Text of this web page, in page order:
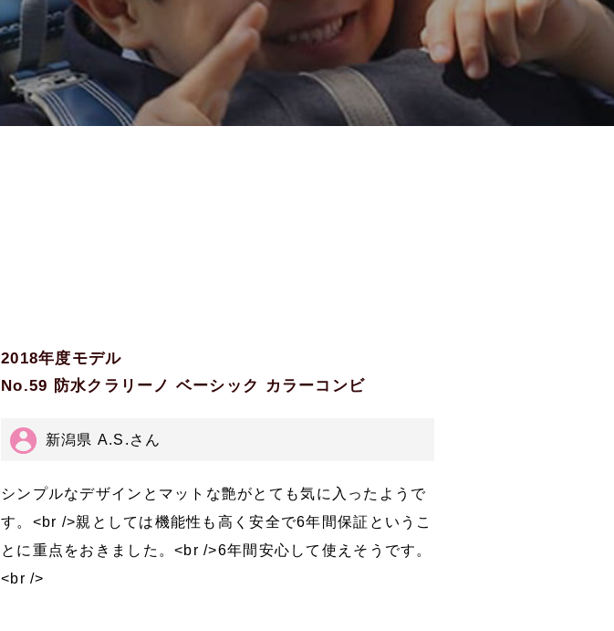
2018年度モデル
No.59 防水クラリーノ ベーシック カラーコンビ
新潟県 A.S.さん
シンプルなデザインとマットな艶がとても気に入ったようで
す。<br />親としては機能性も高く安全で6年間保証というこ
とに重点をおきました。<br />6年間安心して使えそうです。
<br />